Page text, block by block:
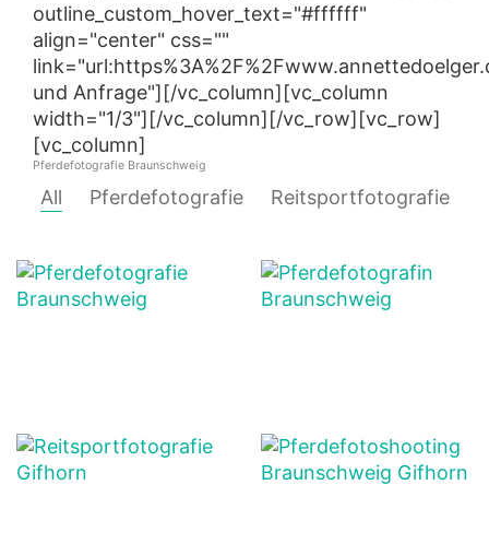
outline_custom_hover_text="#ffffff"
align="center" css=""
und Anfrage"][/vc_column][vc_column
width="1/3"][/vc_column][/vc_row][vc_row]
[vc_column]
Pferdefotografie Braunschweig
All Pferdefotografie Reitsportfotografie